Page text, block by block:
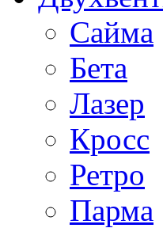
Сайма
Бета
Лазер
Кросс
Ретро
Парма